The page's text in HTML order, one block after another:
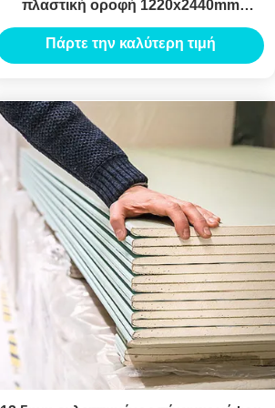
πλαστική οροφή 1220x2440mm
Εσωτερικό
Πάρτε την καλύτερη τιμή